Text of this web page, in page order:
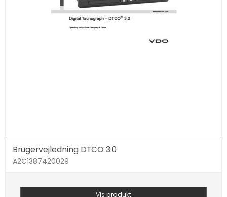
Brugervejledning DTCO 3.0
A2C1387420029
Vis produkt